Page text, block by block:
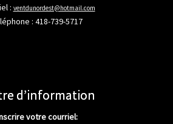
: ventdunordest@hotmail.com
: 418-739-5717
d’information
votre courriel: